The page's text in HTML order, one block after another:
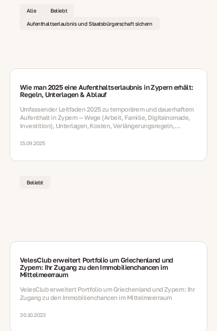
Alle Beliebt
Aufenthaltserlaubnis und Staatsbürgerschaft sichern
Wie man 2025 eine Aufenthaltserlaubnis in Zypern erhält:
Regeln, Unterlagen & Ablauf
Umfassender Leitfaden 2025 zu temporärem und dauerhaftem
Aufenthalt in Zypern — Wege (Arbeit, Familie, Digitalnomade,
Investition), Unterlagen, Kosten, Verlängerungsregeln,
15.09.2025
Beliebt
VelesClub erweitert Portfolio um Griechenland und
Zypern: Ihr Zugang zu den Immobilienchancen im
Mittelmeerraum
VelesClub erweitert Portfolio um Griechenland und Zypern: Ihr
Zugang zu den Immobilienchancen im Mittelmeerraum
30.10.2023